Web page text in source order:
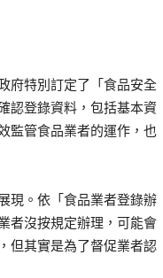
府特別訂定了「食品安全
認登錄資料，包括基本資
監管食品業者的運作，也
現。依「食品業者登錄辦
者沒按規定辦理，可能會
但其實是為了督促業者認